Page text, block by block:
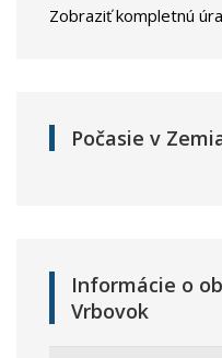
Zobraziť kompletnú
Počasie v
Informácie o
Vrbovok